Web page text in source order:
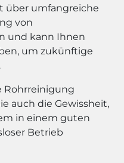
über umfangreiche
von
und kann Ihnen
um zukünftige
Rohrreinigung
auch die Gewissheit,
in einem guten
Betrieb